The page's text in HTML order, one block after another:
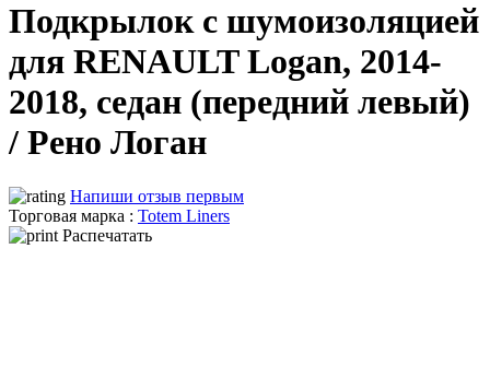
Подкрылок с шумоизоляцией
для RENAULT Logan, 2014-
2018, седан (передний левый)
/ Рено Логан
Напиши отзыв первым
Торговая марка : Totem Liners
Распечатать